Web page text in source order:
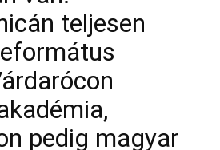
teljesen
pedig magyar